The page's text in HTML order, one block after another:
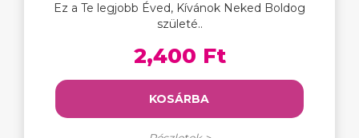
Ez a Te legjobb Éved, Kívánok Neked Boldog
születé..
2,400 Ft
KOSÁRBA